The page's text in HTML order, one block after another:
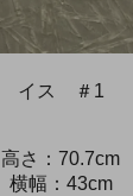
イス ＃1
高さ：70.7cm
横幅：43cm